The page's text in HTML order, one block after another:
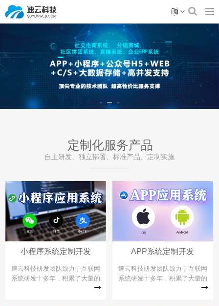
定制化服务产品
自主研发、独立部署、标准产品、定制实施
小程序系统定制开发
速云科技研发团队致力于互联网
系统研发十多年，积累了大量的
产品经验和客户案例，以最小的
APP系统定制开发
速云科技研发团队致力于互联网
系统研发十多年，积累了大量的
产品经验和客户案例，以最小的